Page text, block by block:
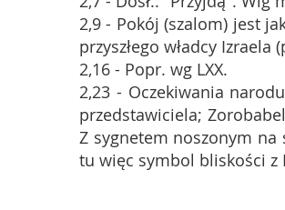
2,9 - Pokój (szalom) jest
przyszłego władcy Izraela
2,16 - Popr. wg LXX.
2,23 - Oczekiwania
przedstawiciela;
Z sygnetem noszonym na
tu więc symbol bliskości z